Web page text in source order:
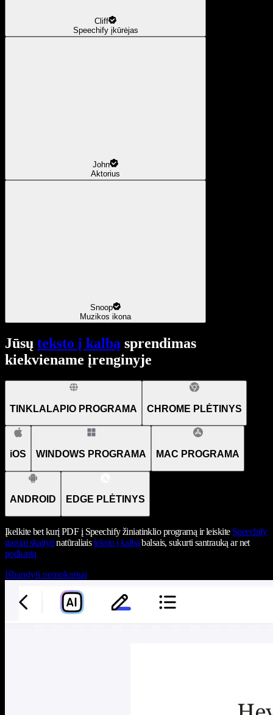
Cliff
Speechify įkūrėjas
John
Aktorius
Snoop
Muzikos ikona
Jūsų teksto į kalbą sprendimas
kiekviename įrenginyje
TINKLALAPIO PROGRAMA CHROME PLĖTINYS
iOS WINDOWS PROGRAMA MAC PROGRAMA
ANDROID EDGE PLĖTINYS
Įkelkite bet kurį PDF į Speechify žiniatinklio programą ir leiskite Speechify
garsiai skaitytinatūraliaisteksto į kalbąbalsais, sukurti santrauką ar net
podkastą
Išbandyti nemokamai